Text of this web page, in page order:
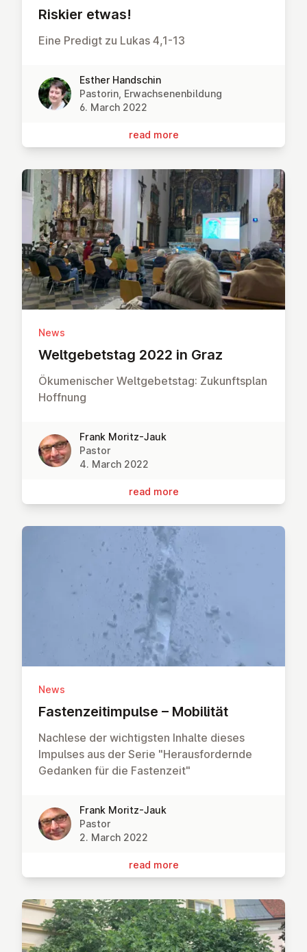
Riskier etwas!
Eine Predigt zu Lukas 4,1-13
Esther Handschin
Pastorin, Erwachsenenbildung
6. March 2022
read more
News
Welt­ge­b­et­stag 2022 in Graz
Ökumenischer Weltgebetstag: Zukunftsplan
Hoffnung
Frank Moritz-Jauk
Pastor
4. March 2022
read more
News
Fasten­zei­tim­pulse – Mobilität
Nachlese der wichtigsten Inhalte dieses
Impulses aus der Serie "Herausfordernde
Gedanken für die Fastenzeit"
Frank Moritz-Jauk
Pastor
2. March 2022
read more